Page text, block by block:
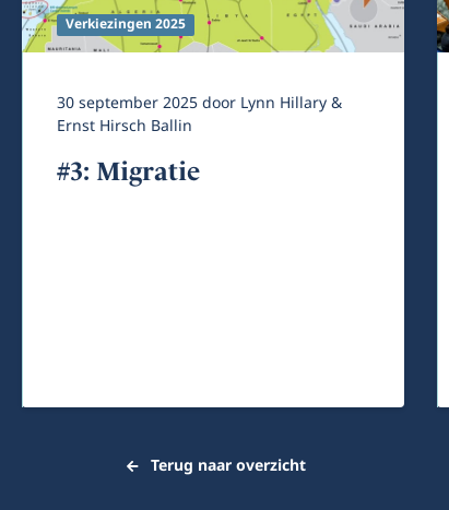
Verkiezingen 2025
30 september 2025door Lynn Hillary &
Ernst Hirsch Ballin
#3: Migratie
Terug naar overzicht